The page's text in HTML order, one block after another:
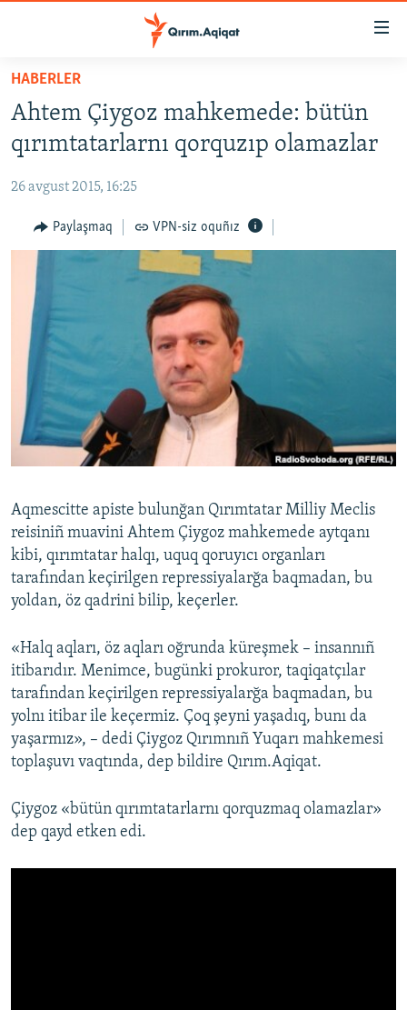
Esas
qaytmaq
Baş
navigatsiyağa
qaytmaq
qaytmaq
HABERLER
İQTİSADİYAT
CEMİYET
MEDENİYET
İNSAN AQLARI
VİDEO
SÜRET
BLOGLAR
FİKİR
Русский
Українською
QOŞULIÑIZ!
RFE/RS bütün saytları
HABERLER
Ahtem Çiygoz mahkemede: bütün
qırımtatarlarnı qorquzıp olamazlar
26 avgust 2015, 16:25
Paylaşmaq VPN-siz oquñız
Aqmescitte apiste bulunğan Qırımtatar Milliy Meclis
reisiniñ muavini Ahtem Çiygoz mahkemede aytqanı
kibi, qırımtatar halqı, uquq qoruyıcı organları
tarafından keçirilgen repressiyalarğa baqmadan, bu
yoldan, öz qadrini bilip, keçerler.
«Halq aqları, öz aqları oğrunda küreşmek – insannıñ
itibarıdır. Menimce, bugünki prokuror, taqiqatçılar
tarafından keçirilgen repressiyalarğa baqmadan, bu
yolnı itibar ile keçermiz. Çoq şeyni yaşadıq, bunı da
yaşarmız», – dedi Çiygoz Qırımnıñ Yuqarı mahkemesi
toplaşuvı vaqtında, dep bildire Qırım.Aqiqat.
Çiygoz «bütün qırımtatarlarnı qorquzmaq olamazlar»
dep qayd etken edi.